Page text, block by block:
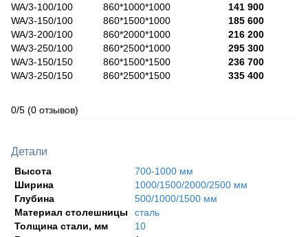
WA/3-100/100 860*1000*1000 141 900
WA/3-150/100 860*1500*1000 185 600
WA/3-200/100 860*2000*1000 216 200
WA/3-250/100 860*2500*1000 295 300
WA/3-150/150 860*1500*1500 236 700
WA/3-250/150 860*2500*1500 335 400
0/5 (0 отзывов)
Детали
Высота
700-1000 мм
Ширина
1000/1500/2000/2500 мм
Глубина
500/1000/1500 мм
Материал столешницы
сталь
Толщина стали, мм
10